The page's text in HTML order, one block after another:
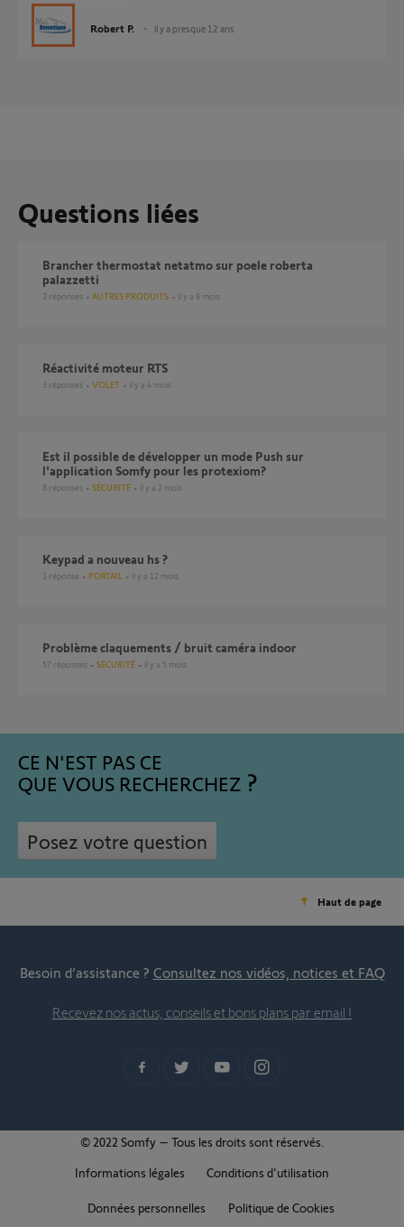
Robert P. il y a presque 12 ans
Questions liées
Brancher thermostat netatmo sur poele roberta
palazzetti
2 réponses AUTRES PRODUITS il y a 8 mois
Réactivité moteur RTS
3 réponses VOLET il y a 4 mois
Est il possible de développer un mode Push sur
l'application Somfy pour les protexiom?
8 réponses SÉCURITÉ il y a 2 mois
keypad a nouveau hs ?
1 réponse PORTAIL il y a 12 mois
Problème claquements / bruit caméra indoor
57 réponses SÉCURITÉ il y a 5 mois
CE N'EST PAS CE
QUE VOUS RECHERCHEZ
Posez votre question
Haut de page
Besoin d’assistance ? Consultez nos vidéos, notices et FAQ
Recevez nos actus, conseils et bons plans par email !
© 2022 Somfy – Tous les droits sont réservés.
Informations légales
Conditions d'utilisation
Données personnelles Politique de Cookies